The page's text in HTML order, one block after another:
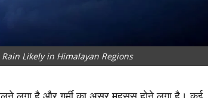
Likely in Himalayan Regions